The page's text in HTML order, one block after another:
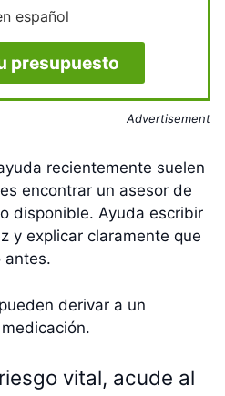
español
presupuesto
Advertisement
recientemente suelen
encontrar un asesor de
disponible. Ayuda escribir
y explicar claramente que
antes.
derivar a un
vital, acude al